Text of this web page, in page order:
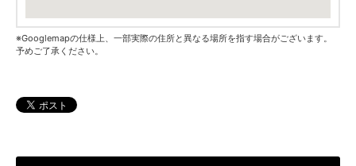
※Googlemapの仕様上、一部実際の住所と異なる場所を指す場合がございます。
予めご了承ください。